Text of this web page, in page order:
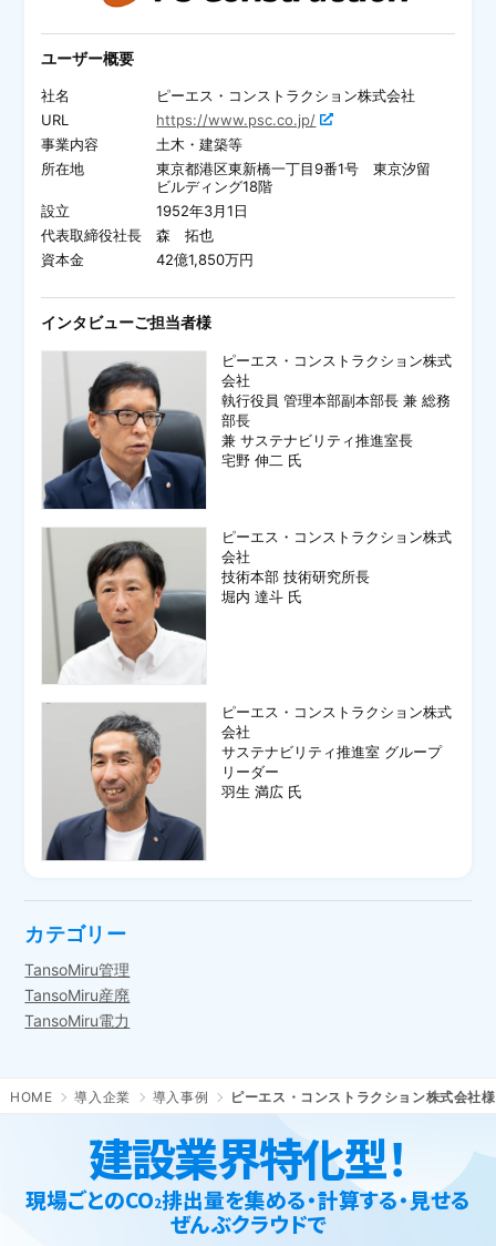
ユーザー概要
社名
ピーエス・コンストラクション株式会社
URL
https://www.psc.co.jp/
事業内容
土木・建築等
所在地
東京都港区東新橋一丁目9番1号 東京汐留
ビルディング18階
設立
1952年3月1日
代表取締役社長
森 拓也
資本金
42億1,850万円
インタビューご担当者様
ピーエス・コンストラクション株式
会社
執行役員 管理本部副本部長 兼 総務
部長
兼 サステナビリティ推進室長
宅野 伸二 氏
ピーエス・コンストラクション株式
会社
技術本部 技術研究所長
堀内 達斗 氏
ピーエス・コンストラクション株式
会社
サステナビリティ推進室 グループ
リーダー
羽生 満広 氏
カテゴリー
TansoMiru管理
TansoMiru産廃
TansoMiru電力
HOME 導入企業 導入事例 ピーエス・コンストラクション株式会社様
建設業界特化型！
現場ごとのCO2排出量を集める・計算する・見せる
ぜんぶクラウドで